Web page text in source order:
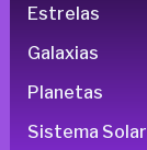
Estrelas
Galaxias
Planetas
Sistema Solar